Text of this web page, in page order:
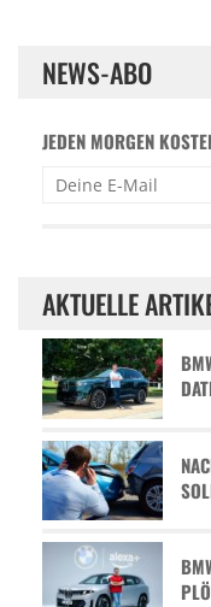
NEWS-ABO
JEDEN MORGEN
AKTUELLE